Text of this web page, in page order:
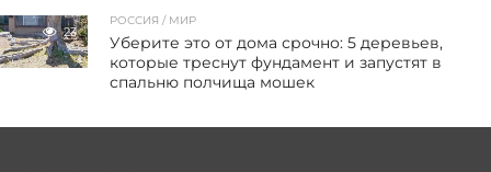
23
РОССИЯ / МИР
Уберите это от дома срочно: 5 деревьев,
которые треснут фундамент и запустят в
спальню полчища мошек